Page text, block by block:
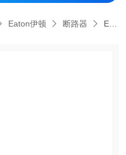
Eaton伊顿 断路器 EIBB3080Eaton伊顿 EIB防爆断路器